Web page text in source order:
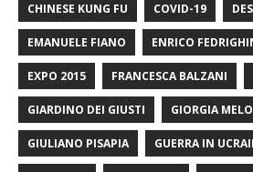
CHINESE KUNG FU COVID-19
EMANUELE FIANO ENRICO
EXPO 2015 FRANCESCA BALZANI
GIARDINO DEI GIUSTI GIORGIA
GIULIANO PISAPIA GUERRA IN